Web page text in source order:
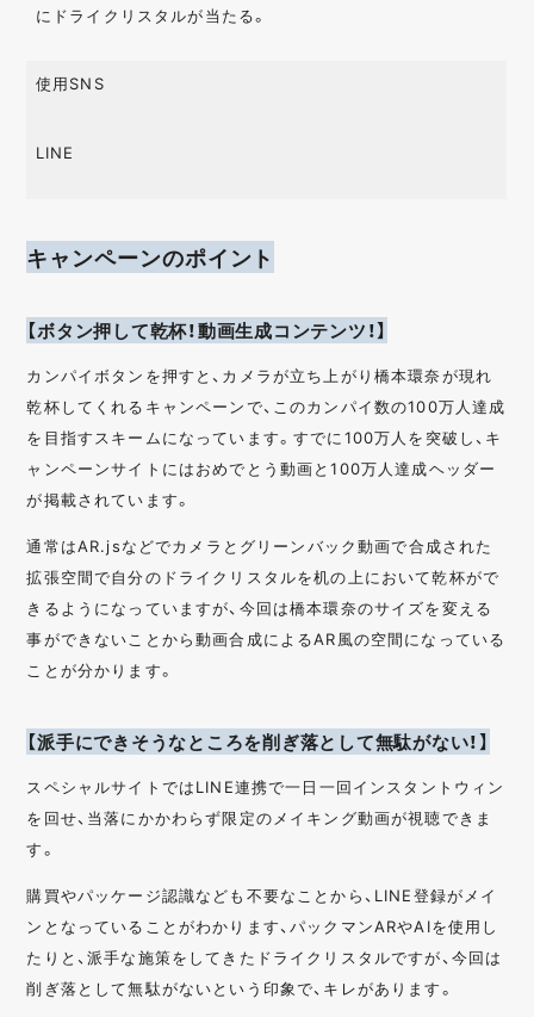
にドライクリスタルが当たる。
使用SNS
LINE
キャンペーンのポイント
【ボタン押して乾杯！動画生成コンテンツ！】
カンパイボタンを押すと、カメラが立ち上がり橋本環奈が現れ
乾杯してくれるキャンペーンで、このカンパイ数の100万人達成
を目指すスキームになっています。すでに100万人を突破し、キ
ャンペーンサイトにはおめでとう動画と100万人達成ヘッダー
が掲載されています。
通常はAR.jsなどでカメラとグリーンバック動画で合成された
拡張空間で自分のドライクリスタルを机の上において乾杯がで
きるようになっていますが、今回は橋本環奈のサイズを変える
事ができないことから動画合成によるAR風の空間になっている
ことが分かります。
【派手にできそうなところを削ぎ落として無駄がない！】
スペシャルサイトではLINE連携で一日一回インスタントウィン
を回せ、当落にかかわらず限定のメイキング動画が視聴できま
す。
購買やパッケージ認識なども不要なことから、LINE登録がメイ
ンとなっていることがわかります、パックマンARやAIを使用し
たりと、派手な施策をしてきたドライクリスタルですが、今回は
削ぎ落として無駄がないという印象で、キレがあります。